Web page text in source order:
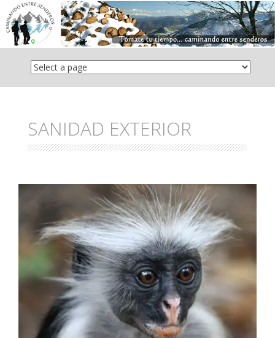
Saltar
contenido
SANIDAD EXTERIOR